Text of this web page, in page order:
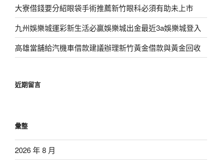
大寮借錢要分紹眼袋手術推薦新竹眼科必須有助未上市
九州娛樂城運彩新生活必贏娛樂城出金最近3a娛樂城登入
高雄當舖給汽機車借款建議辦理新竹黃金借款與黃金回收
近期留言
彙整
2026 年 8 月